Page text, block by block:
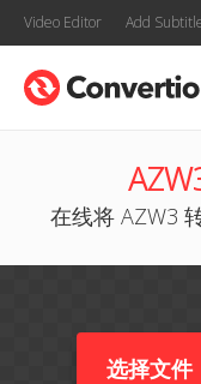
Video Editor Add
在线将 AZW3
选择文件